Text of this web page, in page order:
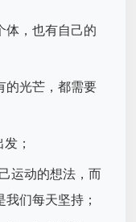
体，也有自己的
的光芒，都需要
；
运动的想法，而
们每天坚持；